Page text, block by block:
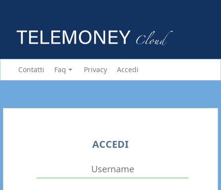
Contatti Faq Privacy Accedi
ACCEDI